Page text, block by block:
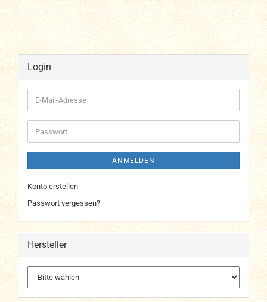
Login
E-
Mail-
Adresse
Passwort
ANMELDEN
Konto erstellen
Passwort vergessen?
Hersteller